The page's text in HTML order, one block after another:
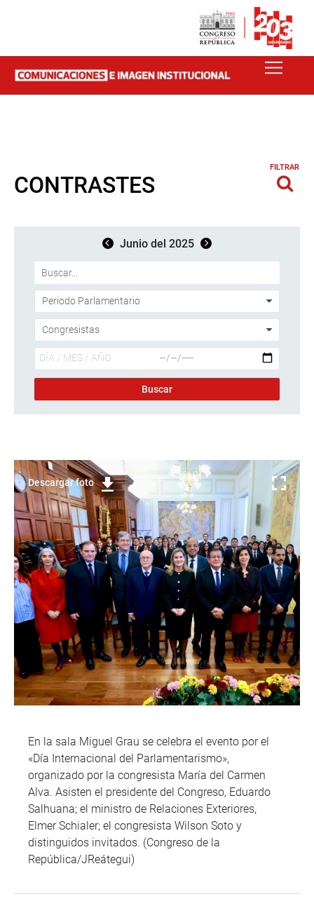
CONTRASTES
FILTRAR
Junio del 2025
Descargar foto
En la sala Miguel Grau se celebra el evento por el
«Día Internacional del Parlamentarismo»,
organizado por la congresista María del Carmen
Alva. Asisten el presidente del Congreso, Eduardo
Salhuana; el ministro de Relaciones Exteriores,
Elmer Schialer; el congresista Wilson Soto y
distinguidos invitados. (Congreso de la
República/JReátegui)